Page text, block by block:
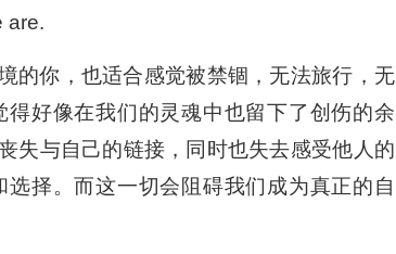
are.
的你，也适合感觉被禁锢，无法旅行，无
好像在我们的灵魂中也留下了创伤的余
失与自己的链接，同时也失去感受他人的
择。而这一切会阻碍我们成为真正的自